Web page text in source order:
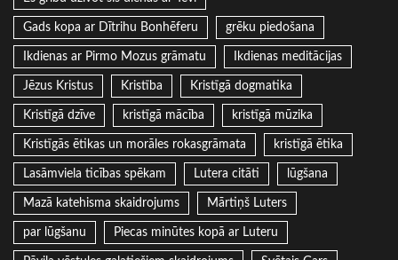
Gads kopa ar Dītrihu Bonhēferu grēku piedošana
Ikdienas ar Pirmo Mozus grāmatu Ikdienas meditācijas
Jēzus Kristus Kristība Kristīgā dogmatika
Kristīgā dzīve kristīgā mācība kristīgā mūzika
Kristīgās ētikas un morāles rokasgrāmata kristīgā ētika
Lasāmviela ticības spēkam Lutera citāti lūgšana
Mazā katehisma skaidrojums Mārtiņš Luters
par lūgšanu Piecas minūtes kopā ar Luteru